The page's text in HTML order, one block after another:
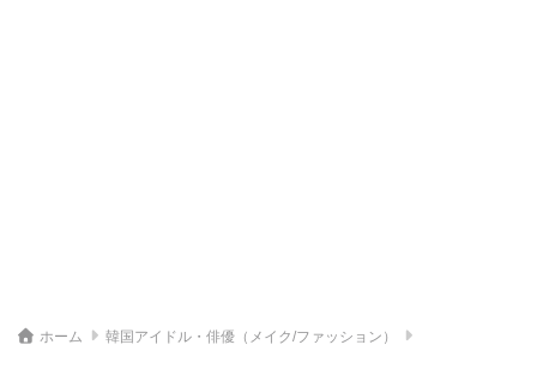
ホーム 韓国アイドル・俳優（メイク/ファッション）